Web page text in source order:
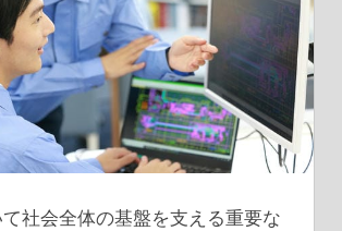
社会全体の基盤を支える重要な